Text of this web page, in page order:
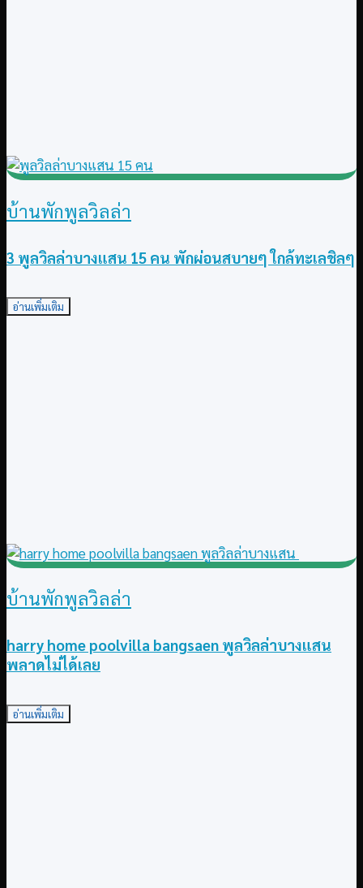
บ้านพักพูลวิลล่า
3 พูลวิลล่าบางแสน 15 คน พักผ่อนสบายๆ ใกล้ทะเลชิลๆ
อ่านเพิ่มเติม
บ้านพักพูลวิลล่า
harry home poolvilla bangsaen พูลวิลล่าบางแสน
พลาดไม่ได้เลย
อ่านเพิ่มเติม